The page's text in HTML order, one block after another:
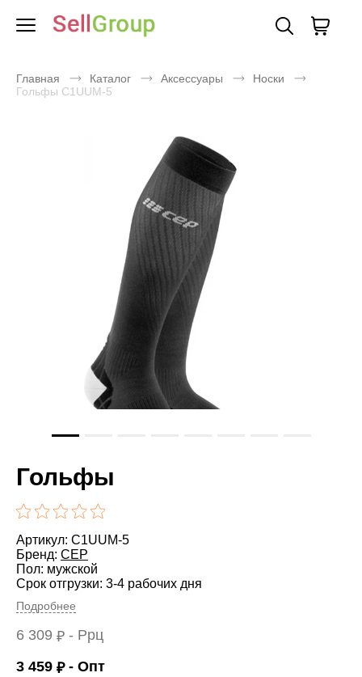
Главная Каталог Аксессуары
Носки
Гольфы C1UUM-5
Гольфы
Артикул: C1UUM-5
Бренд: CEP
Пол: мужской
Срок отгрузки: 3-4 рабочих дня
Подробнее
6 309 ₽ - Ррц
3 459 ₽- Опт